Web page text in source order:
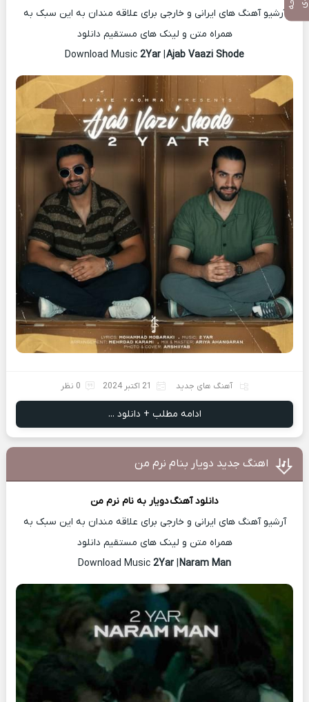
آرشیو آهنگ های ایرانی و خارجی برای علاقه مندان به این سبک به
همراه متن و لینک های مستقیم دانلود
Download Music
2Yar| Ajab Vaazi Shode
آهنگ های جدید 21 اکتبر 2024 0 نظر
ادامه مطلب + دانلود ...
اهنگ جدید دویار بنام نرم من
دانلود آهنگدویار به نام نرم من
آرشیو آهنگ های ایرانی و خارجی برای علاقه مندان به این سبک به
همراه متن و لینک های مستقیم دانلود
Download Music
2Yar| Naram Man